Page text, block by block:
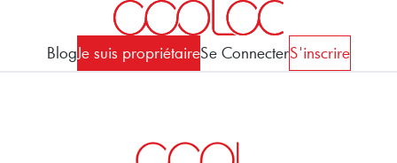
BlogJe suis propriétaireSe ConnecterS'inscrire